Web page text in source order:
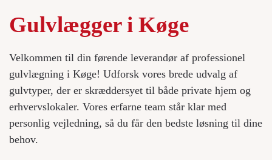
Gulvlægger i Køge
Velkommen til din førende leverandør af professionel
gulvlægning i Køge! Udforsk vores brede udvalg af
gulvtyper, der er skræddersyet til både private hjem og
erhvervslokaler. Vores erfarne team står klar med
personlig vejledning, så du får den bedste løsning til dine
behov.